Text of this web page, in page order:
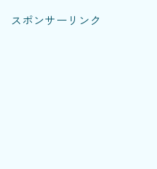
スポンサーリンク